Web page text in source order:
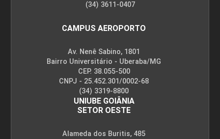
(34) 3611-0407
CAMPUS AEROPORTO
Av. Nenê Sabino, 1801
Bairro Universitário - Uberaba/MG
CEP. 38.055-500
CNPJ - 25.452.301/0002-68
(34) 3319-8800
UNIUBE GOIÂNIA
SETOR OESTE
Alameda dos Buritis, 485